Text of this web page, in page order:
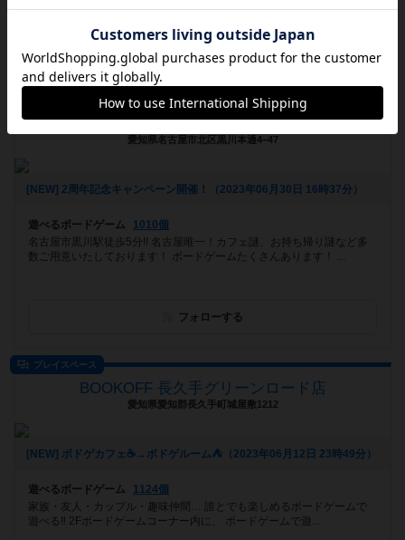
お店です。
フォローする
ボードゲームカフェ
謎解きカフェ＆ボードゲームなぞねこ
愛知県名古屋市北区黒川本通4−47
[NEW] 2周年記念キャンペーン開催！（2023年06月30日 16時37分）
遊べるボードゲーム
1010個
名古屋市黒川駅徒歩5分!! 名古屋唯一！カフェ謎、お持ち帰り謎など多
数ご用意いたしております！ ボードゲームたくさんあります！ ...
フォローする
プレイスペース
BOOKOFF 長久手グリーンロード店
愛知県愛知郡長久手町城屋敷1212
[NEW] ボドゲカフェ☕️→ボドゲルーム⛺️（2023年06月12日 23時49分）
遊べるボードゲーム
1124個
家族・友人・カップル・趣味仲間… 誰とでも楽しめるボードゲームで
遊べる‼️ 2Fボードゲームコーナー内に、 ボードゲームで遊...